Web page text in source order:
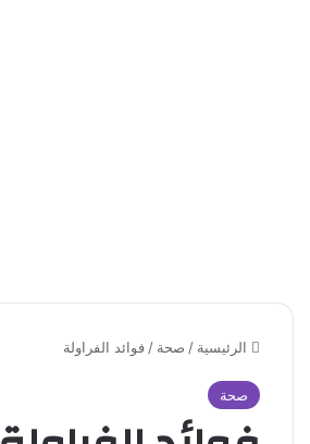
الرئيسية / صحة / فوائد الفراولة
صحة